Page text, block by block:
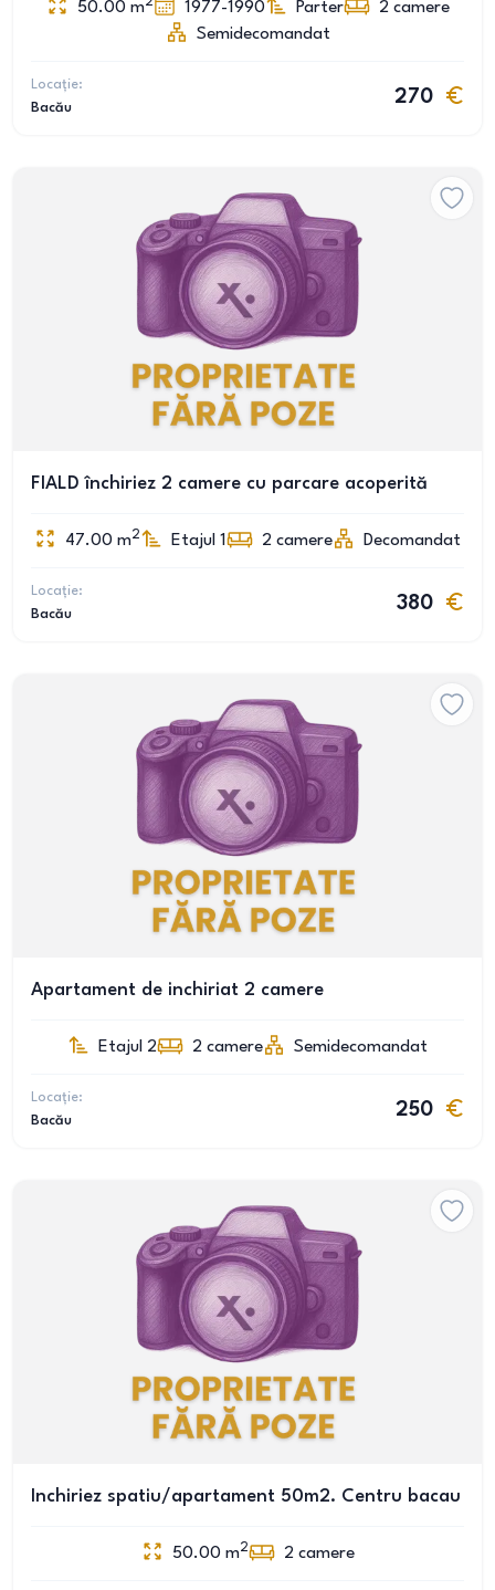
50.00 m 1977-1990 Parter 2 camere
Semidecomandat
Locație:
Bacău
270
FIALD închiriez 2 camere cu parcare acoperită
47.00 m2 Etajul 1 2 camere Decomandat
Locație:
Bacău
380
Apartament de inchiriat 2 camere
Etajul 2 2 camere Semidecomandat
Locație:
Bacău
250
Inchiriez spatiu/apartament 50m2. Centru bacau
50.00 m2 2 camere